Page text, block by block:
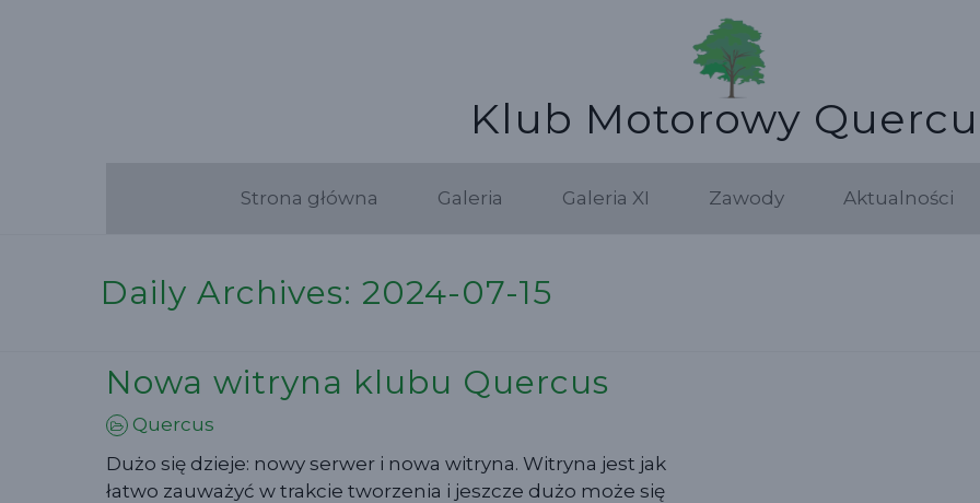
Klub Motorowy
Strona główna Galeria Galeria XI Zawody Aktualności
Daily Archives: 2024-07-15
Nowa witryna klubu Quercus
Quercus
Dużo się dzieje: nowy serwer i nowa witryna. Witryna jest jak
łatwo zauważyć w trakcie tworzenia i jeszcze dużo może się